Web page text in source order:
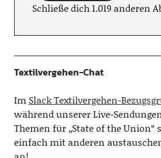
Schließe dich 1.019 anderen
Textilvergehen-Chat
Im Slack Textilvergehen-
während unserer Live-
Themen für „State of the Union“
einfach mit anderen